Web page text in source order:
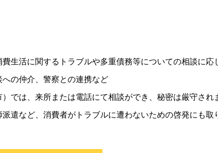
生活に関するトラブルや多重債務等についての相談に応
の仲介、警察との連携など
では、来所または電話にて相談ができ、秘密は厳守され
遣など、消費者がトラブルに遭わないための啓発にも取